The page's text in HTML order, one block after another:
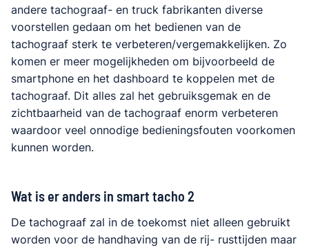
andere tachograaf- en truck fabrikanten diverse
voorstellen gedaan om het bedienen van de
tachograaf sterk te verbeteren/vergemakkelijken. Zo
komen er meer mogelijkheden om bijvoorbeeld de
smartphone en het dashboard te koppelen met de
tachograaf. Dit alles zal het gebruiksgemak en de
zichtbaarheid van de tachograaf enorm verbeteren
waardoor veel onnodige bedieningsfouten voorkomen
kunnen worden.
Wat is er anders in smart tacho 2
De tachograaf zal in de toekomst niet alleen gebruikt
worden voor de handhaving van de rij- rusttijden maar